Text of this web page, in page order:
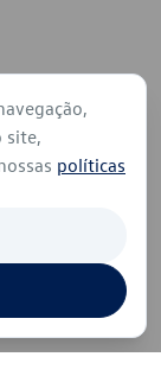
site,
políticas